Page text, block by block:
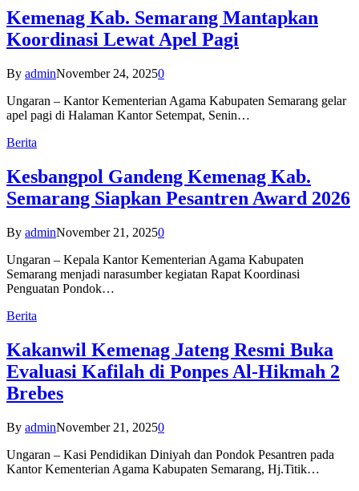
Kemenag Kab. Semarang Mantapkan
Koordinasi Lewat Apel Pagi
By adminNovember 24, 20250
Ungaran – Kantor Kementerian Agama Kabupaten Semarang gelar
apel pagi di Halaman Kantor Setempat, Senin…
Berita
Kesbangpol Gandeng Kemenag Kab.
Semarang Siapkan Pesantren Award 2026
By adminNovember 21, 20250
Ungaran – Kepala Kantor Kementerian Agama Kabupaten
Semarang menjadi narasumber kegiatan Rapat Koordinasi
Penguatan Pondok…
Berita
Kakanwil Kemenag Jateng Resmi Buka
Evaluasi Kafilah di Ponpes Al-Hikmah 2
Brebes
By adminNovember 21, 20250
Ungaran – Kasi Pendidikan Diniyah dan Pondok Pesantren pada
Kantor Kementerian Agama Kabupaten Semarang, Hj.Titik…